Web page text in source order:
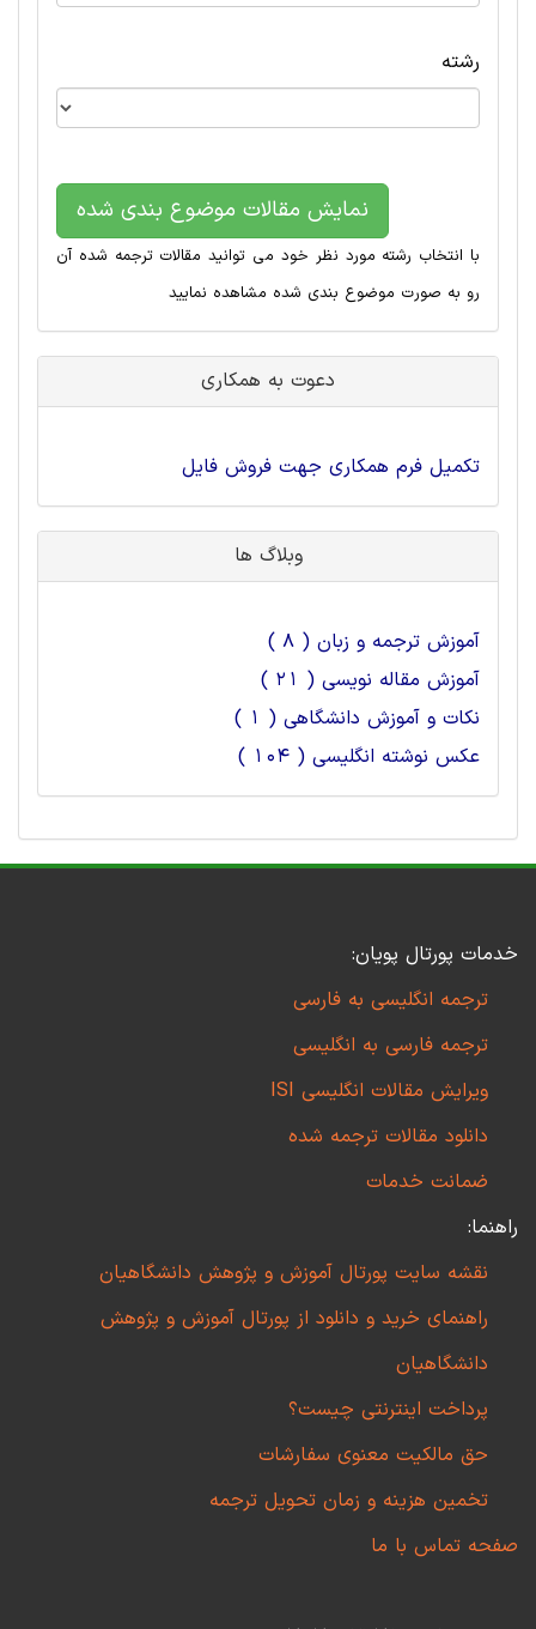
رشته
نمایش مقالات موضوع بندی شده
با انتخاب رشته مورد نظر خود می توانید مقالات ترجمه شده آن
رو به صورت موضوع بندی شده مشاهده نمایید
دعوت به همکاری
تکمیل فرم همکاری جهت فروش فایل
وبلاگ ها
آموزش ترجمه و زبان ( 8 )
آموزش مقاله نویسی ( 21 )
نکات و آموزش دانشگاهی ( 1 )
عکس نوشته انگلیسی ( 104 )
خدمات پورتال پویان:
ترجمه انگلیسی به فارسی
ترجمه فارسی به انگلیسی
ویرایش مقالات انگلیسی ISI
دانلود مقالات ترجمه شده
ضمانت خدمات
راهنما:
نقشه سایت پورتال آموزش و پژوهش دانشگاهیان
راهنمای خرید و دانلود از پورتال آموزش و پژوهش
دانشگاهیان
پرداخت اینترنتی چیست؟
حق مالکیت معنوی سفارشات
تخمین هزینه و زمان تحویل ترجمه
صفحه تماس با ما